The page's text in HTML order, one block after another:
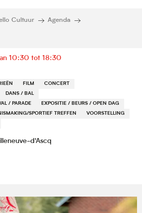
Cultuur
Agenda
10:30 tot 18:30
FILM
CONCERT
DANS / BAL
/ PARADE
EXPOSITIE / BEURS / OPEN DAG
SPORTIEF TREFFEN
VOORSTELLING
d'Ascq